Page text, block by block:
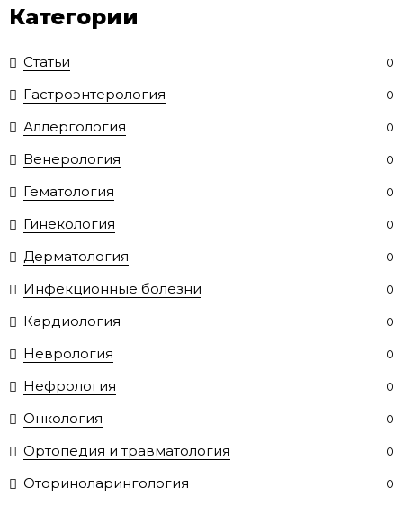
Категории
Статьи 0
Гастроэнтерология 0
Аллергология 0
Венерология 0
Гематология 0
Гинекология 0
Дерматология 0
Инфекционные болезни 0
Кардиология 0
Неврология 0
Нефрология 0
Онкология 0
Ортопедия и травматология 0
Оториноларингология 0